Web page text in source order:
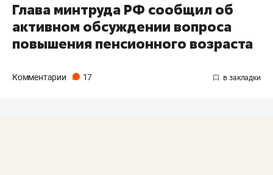
Глава минтруда РФ сообщил об
активном обсуждении вопроса
повышения пенсионного возраста
Комментарии 17